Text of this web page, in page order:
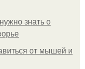
знать о
от мышей и